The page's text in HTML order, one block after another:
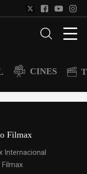
CINES
Filmax
Internacional
Filmax